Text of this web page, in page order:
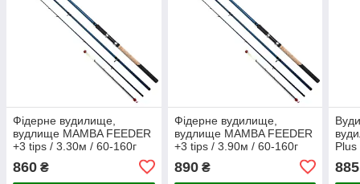
Фідерне вудилище,
вудлище MAMBA FEEDER
+3 tips / 3.30м / 60-160г
860 ₴
Фідерне вудилище,
вудлище MAMBA FEEDER
+3 tips / 3.90м / 60-160г
890₴ 885